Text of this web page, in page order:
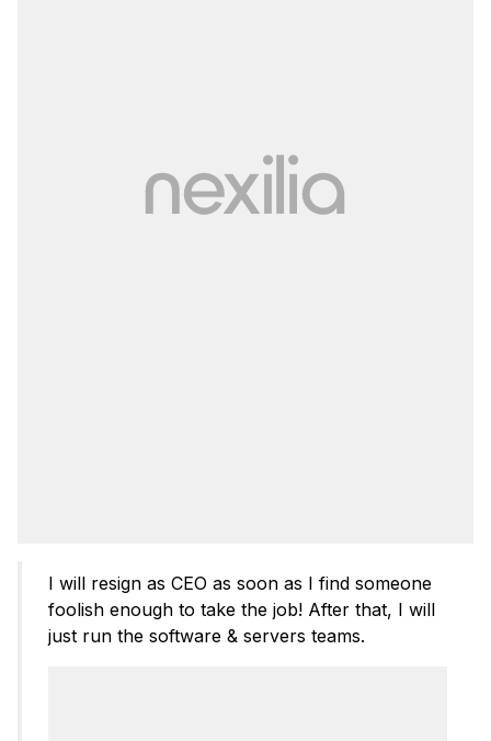
I will resign as CEO as soon as I find someone
foolish enough to take the job! After that, I will
just run the software & servers teams.